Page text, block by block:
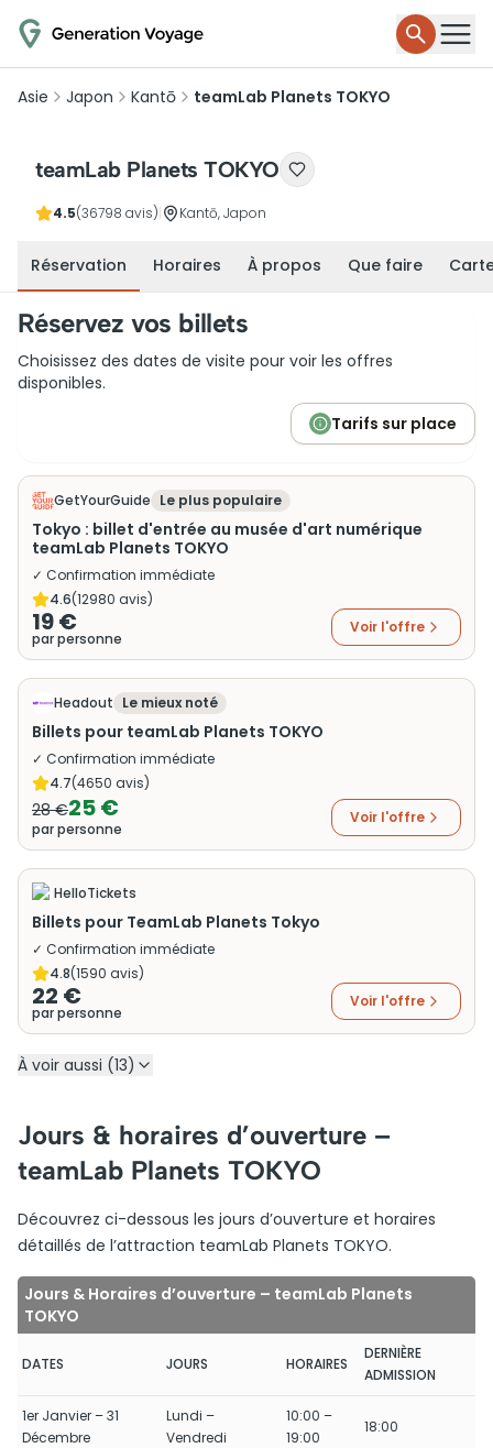
Asie Japon Kantō teamLab Planets TOKYO
teamLab Planets TOKYO
4.5(36798 avis) Kantō, Japon
Réservation Horaires À propos Que faire
Réservez vos billets
Choisissez des dates de visite pour voir les offres
disponibles.
Tarifs sur place
GetYourGuide Le plus populaire
Tokyo : billet d'entrée au musée d'art numérique
teamLab Planets TOKYO
✓ Confirmation immédiate
4.6(12980 avis)
19 €
par personne
Voir l'offre
Headout Le mieux noté
Billets pour teamLab Planets TOKYO
✓ Confirmation immédiate
4.7(4650 avis)
28 €25 €
par personne
Voir l'offre
HelloTickets
Billets pour TeamLab Planets Tokyo
✓ Confirmation immédiate
4.8(1590 avis)
22 €
par personne
Voir l'offre
À voir aussi (13)
Jours & horaires d’ouverture –
teamLab Planets TOKYO
Découvrez ci-dessous les jours d’ouverture et horaires
détaillés de l’attraction teamLab Planets TOKYO.
Jours & Horaires d’ouverture – teamLab Planets
TOKYO
DATES JOURS HORAIRES
DERNIÈRE
ADMISSION
1er Janvier – 31
Décembre
Lundi –
Vendredi
10:00 –
19:00
18:00